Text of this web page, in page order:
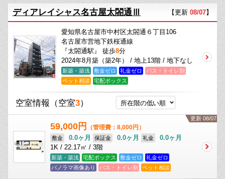
ディアレイシャス名古屋太閤通Ⅲ 【更新 08/07】
愛知県名古屋市中村区太閤通６丁目106
名古屋市営地下鉄桜通線
『太閤通駅』 徒歩8分
2024年8月築（築2年） / 地上13階 / 地下なし
新築・築浅 敷金ゼロ 礼金ゼロ
バス・トイレ別
ペット相談
宅配ボックス
空室情報 （空室3）
更新 08/07
59,000円 （管理費：8,000円）
敷金 0.0ヶ月 保証金 0.0ヶ月 礼金
0.0ヶ月
1K / 22.17㎡ / 3階
新築・築浅 宅配ボックス 敷金ゼロ
礼金ゼロ
パノラマ画像あり
バス・トイレ別 ペット相談